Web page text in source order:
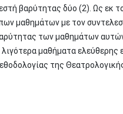
βαρύτητας δύο (2). Ως εκ
μαθημάτων με τον
των μαθημάτων
μαθήματα ελεύθερης
της